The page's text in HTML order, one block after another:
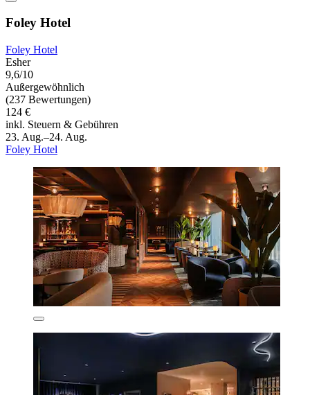
Foley Hotel
Foley Hotel
Esher
9,6/10
Außergewöhnlich
(237 Bewertungen)
124 €
inkl. Steuern & Gebühren
23. Aug.–24. Aug.
Foley Hotel